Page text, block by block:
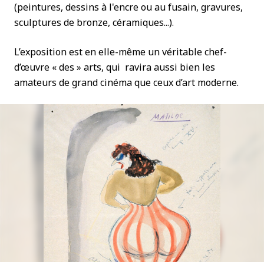
(peintures, dessins à l'encre ou au fusain, gravures,
sculptures de bronze, céramiques...).
L’exposition est en elle-même un véritable chef-
d’œuvre « des » arts, qui ravira aussi bien les
amateurs de grand cinéma que ceux d’art moderne.